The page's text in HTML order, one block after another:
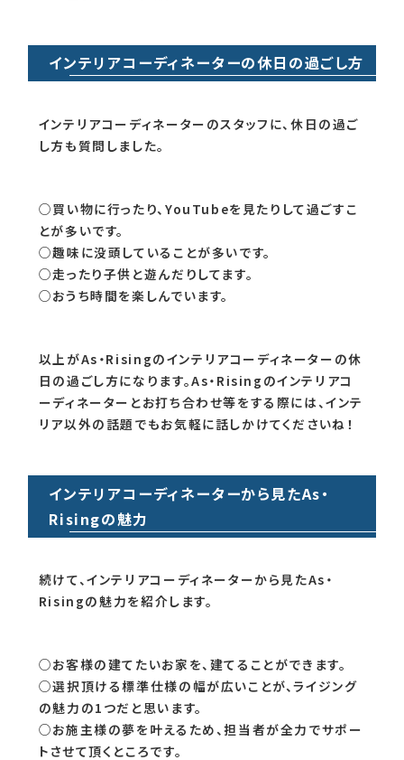
インテリアコーディネーターの休日の過ごし方
インテリアコーディネーターのスタッフに、休日の過ご
し方も質問しました。
○買い物に行ったり、YouTubeを見たりして過ごすこ
とが多いです。
○趣味に没頭していることが多いです。
○走ったり子供と遊んだりしてます。
○おうち時間を楽しんでいます。
以上がAs・Risingのインテリアコーディネーターの休
日の過ごし方になります。As・Risingのインテリアコ
ーディネーターとお打ち合わせ等をする際には、インテ
リア以外の話題でもお気軽に話しかけてくださいね！
インテリアコーディネーターから見たAs・
Risingの魅力
続けて、インテリアコーディネーターから見たAs・
Risingの魅力を紹介します。
○お客様の建てたいお家を、建てることができます。
○選択頂ける標準仕様の幅が広いことが、ライジング
の魅力の1つだと思います。
○お施主様の夢を叶えるため、担当者が全力でサポー
トさせて頂くところです。